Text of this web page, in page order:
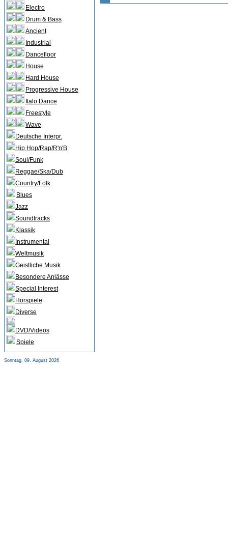
Electro
Drum & Bass
Ancient
Industrial
Dancefloor
House
Hard House
Progressive House
Italo Dance
Freestyle
Wave
Deutsche Interpr.
Hip Hop/Rap/R'n'B
Soul/Funk
Reggae/Ska/Dub
Country/Folk
Blues
Jazz
Soundtracks
Klassik
Instrumental
Weltmusik
Geistliche Musik
Besondere Anlässe
Special Interest
Hörspiele
Diverse
DVD/Videos
Spiele
Sonntag, 09. August 2026